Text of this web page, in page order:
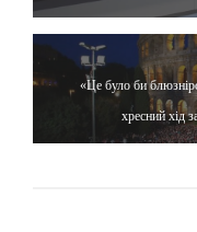
«Це було би
хресний хід